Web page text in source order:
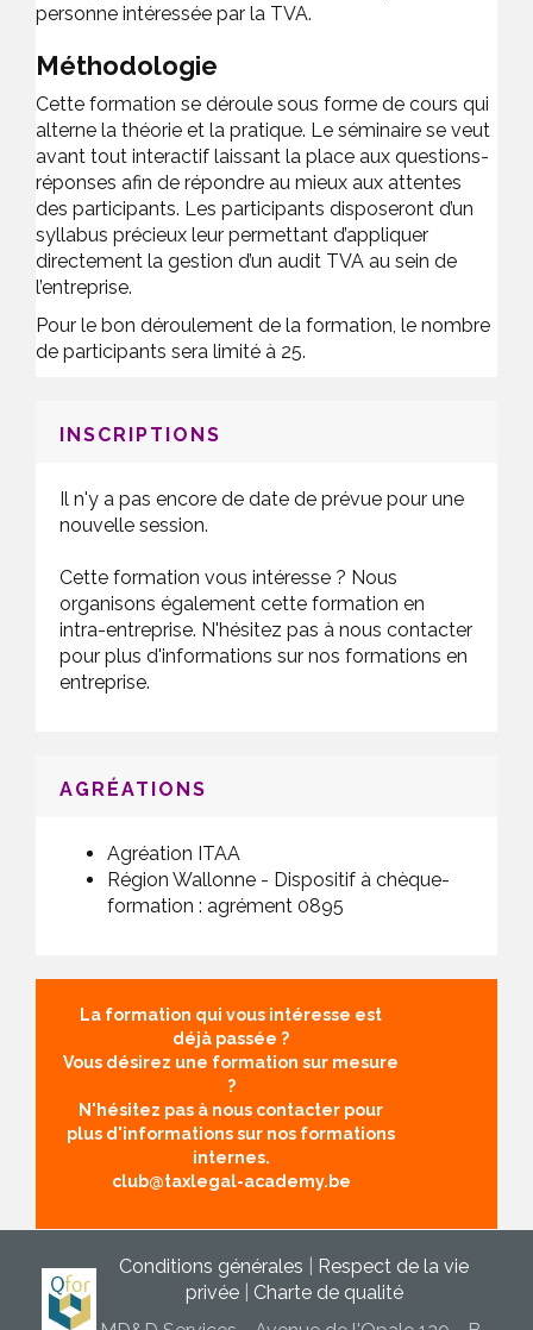
personne intéressée par la TVA.
Méthodologie
Cette formation se déroule sous forme de cours qui
alterne la théorie et la pratique. Le séminaire se veut
avant tout interactif laissant la place aux questions-
réponses afin de répondre au mieux aux attentes
des participants. Les participants disposeront d’un
syllabus précieux leur permettant d’appliquer
directement la gestion d’un audit TVA au sein de
l’entreprise.
Pour le bon déroulement de la formation, le nombre
de participants sera limité à 25.
INSCRIPTIONS
Il n'y a pas encore de date de prévue pour une
nouvelle session.
Cette formation vous intéresse ? Nous
organisons également cette formation en
intra-entreprise. N'hésitez pas à nous contacter
pour plus d'informations sur nos formations en
entreprise.
AGRÉATIONS
Agréation ITAA
Région Wallonne - Dispositif à chèque-
formation : agrément 0895
La formation qui vous intéresse est
déjà passée ?
Vous désirez une formation sur mesure
?
N'hésitez pas à nous contacter pour
plus d'informations sur nos formations
internes.
club@taxlegal-academy.be
Conditions générales
Respect de la vie
privée| Charte de qualité